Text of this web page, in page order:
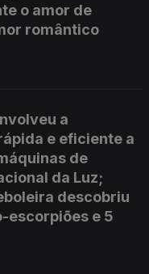
o amor de
romântico
a
e eficiente a
de
da Luz;
descobriu
escorpiões e 5